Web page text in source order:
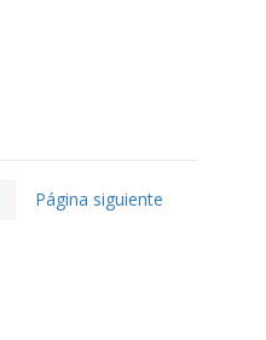
Página siguiente